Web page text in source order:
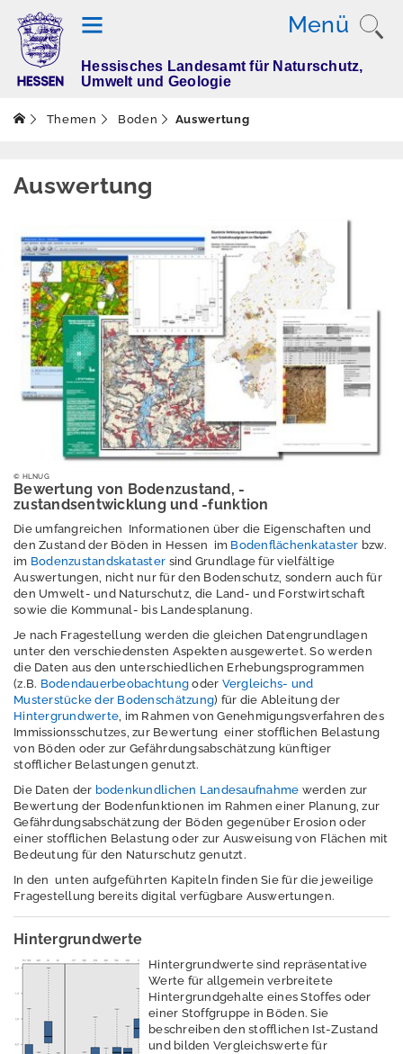
Menü
T
e
n
Altlasten
Boden
Aktuelles
Erleben
Erhebung
Information
Auswertung
Hintergrundwerte
Bodenerosionsbew
ertung
Kompensationsfläc
hen Naturschutz
Gefährdung
Vorsorge
Rechtsgrundlagen
und
Zuständigkeiten
Dürre
Elektromagnetisch
e Felder / Licht
Erschütterungen
Geografische
Informationssystem
e
Geologie
Hessisches Landesamt für Naturschutz,
Umwelt und Geologie
Themen Boden Auswertung
Auswertung
© HLNUG
Bewertung von Bodenzustand, -
zustandsentwicklung und -funktion
Die umfangreichen Informationen über die Eigenschaften und
den Zustand der Böden in Hessen im Bodenflächenkataster bzw.
im Bodenzustandskataster sind Grundlage für vielfältige
Auswertungen, nicht nur für den Bodenschutz, sondern auch für
den Umwelt- und Naturschutz, die Land- und Forstwirtschaft
sowie die Kommunal- bis Landesplanung.
Je nach Fragestellung werden die gleichen Datengrundlagen
unter den verschiedensten Aspekten ausgewertet. So werden
die Daten aus den unterschiedlichen Erhebungsprogrammen
(z.B. Bodendauerbeobachtung oder Vergleichs- und
Musterstücke der Bodenschätzung) für die Ableitung der
Hintergrundwerte, im Rahmen von Genehmigungsverfahren des
Immissionsschutzes, zur Bewertung einer stofflichen Belastung
von Böden oder zur Gefährdungsabschätzung künftiger
stofflicher Belastungen genutzt.
Die Daten der bodenkundlichen Landesaufnahme werden zur
Bewertung der Bodenfunktionen im Rahmen einer Planung, zur
Gefährdungsabschätzung der Böden gegenüber Erosion oder
einer stofflichen Belastung oder zur Ausweisung von Flächen mit
Bedeutung für den Naturschutz genutzt.
In den unten aufgeführten Kapiteln finden Sie für die jeweilige
Fragestellung bereits digital verfügbare Auswertungen.
Hintergrundwerte
Hintergrundwerte sind repräsentative
Werte für allgemein verbreitete
Hintergrund­gehalte eines Stoffes oder
einer Stoffgruppe in Böden. Sie
beschreiben den stoff­lichen Ist-Zustand
und bilden Vergleichswerte für